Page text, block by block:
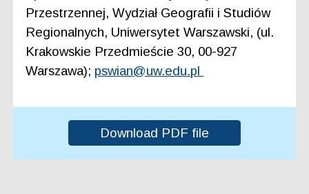
Przestrzennej, Wydział Geografii i Studiów
Regionalnych, Uniwersytet Warszawski, (ul.
Krakowskie Przedmieście 30, 00-927
Warszawa); pswian@uw.edu.pl
Download PDF file